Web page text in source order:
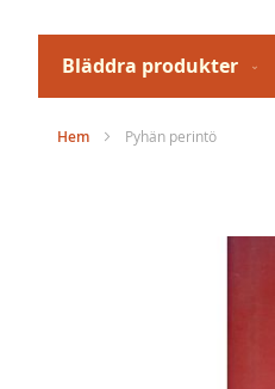
Bläddra produkter
Hem Pyhän perintö